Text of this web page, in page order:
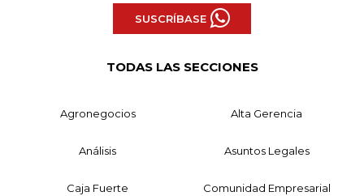
SUSCRÍBASE
TODAS LAS SECCIONES
Agronegocios Alta Gerencia
Análisis Asuntos Legales
Caja Fuerte Comunidad Empresarial